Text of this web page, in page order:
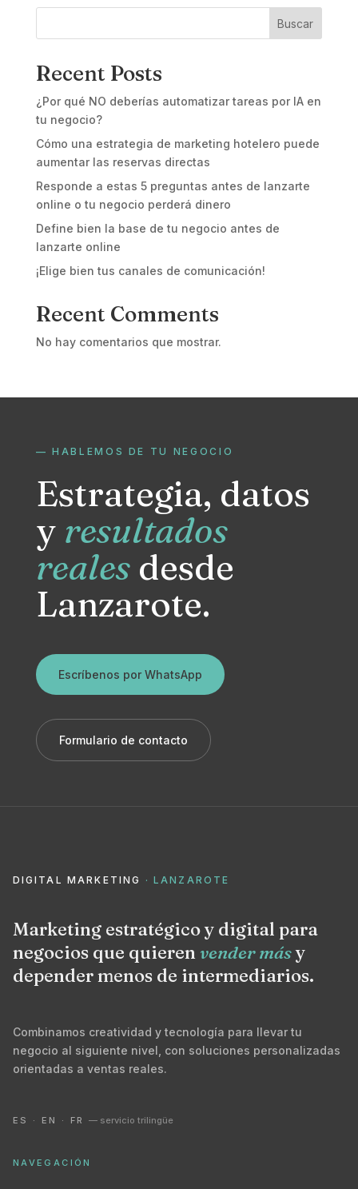
Buscar
Recent Posts
¿Por qué NO deberías automatizar tareas por IA en
tu negocio?
Cómo una estrategia de marketing hotelero puede
aumentar las reservas directas
Responde a estas 5 preguntas antes de lanzarte
online o tu negocio perderá dinero
Define bien la base de tu negocio antes de
lanzarte online
¡Elige bien tus canales de comunicación!
Recent Comments
No hay comentarios que mostrar.
— HABLEMOS DE TU NEGOCIO
Estrategia, datos
y resultados
realesdesde
Lanzarote.
Escríbenos por WhatsApp
Formulario de contacto
DIGITAL MARKETING · LANZAROTE
Marketing estratégico y digital para
negocios que quieren vender másy
depender menos de intermediarios.
Combinamos creatividad y tecnología para llevar tu
negocio al siguiente nivel, con soluciones personalizadas
orientadas a ventas reales.
ES · EN · FR— servicio trilingüe
NAVEGACIÓN